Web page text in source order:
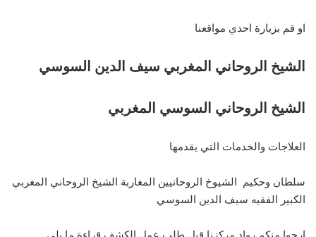
او قم بزيارة احدي مواقعنا
الشيخ الروحاني المغربي سيف الدين السوسي
الشيخ الروحاني السوسي المغربي
العلاجات والخدمات التي يقدمها
سلطان وحكيم الشيوخ الروحانيين المغاربة الشيخ الروحاني المغربي
الكبير الفقيه سيف الدين السوسي